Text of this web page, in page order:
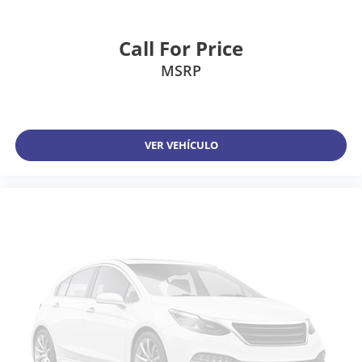
Call For Price
MSRP
VER VEHÍCULO